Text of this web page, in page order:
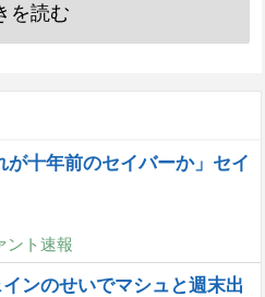
を読む
十年前のセイバーか」セイ
ント速報
ンのせいでマシュと週末出